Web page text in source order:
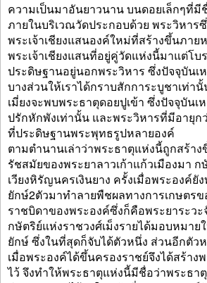
ความเป็นมาอันยาวนาน บนดอยเล็กๆที่มี
ภายในบริเวณวัดประกอบด้วย พระวิหาร
พระเจ้าเชียงแสนองค์ใหม่ที่สร้างขึ้นภา
พระเจ้าเชียงแสนที่อยู่คู่วัดแห่งนี้มาแต่โ
ประดิษฐานอยู่นอกพระวิหาร ซึ่งปัจจุบันเ
บางส่วนให้เราได้กราบสักการะบูชาเท่า
เมี่ยงจะพบพระธาตุดอยปูเข้า ซึ่งปัจจุบันเ
ปรักหักพังเท่านั้น และพระวิหารที่มีอายุก
ที่ประดิษฐานพระพุทธรูปหลายองค์
ตามตำนานเล่าว่าพระธาตุแห่งนี้ถูกสร้า
รัชสมัยของพระยาลาวเก้าแก้วเมืองมา
เวียงหิรัญนครเงินยาง ครั้งเมื่อพระองค์ยั
ยักษ์2ตัวมาทำลายพืชผลทางการเกษตร
ราชบิดาของพระองค์ซึ่งก็คือพระยาระวะ
กษัตริย์แห่งราชวงศ์เม็งรายได้มอบหมา
ยักษ์ ซึ่งในที่สุดก็จับได้ตัวหนึ่ง ส่วนอีกตัว
เมื่อพระองค์ได้ขึ้นครองราชย์จึงได้สร้าง
ไว้ จึงทำให้พระธาตุแห่งนี้มีชื่อว่าพระธา